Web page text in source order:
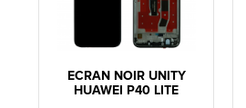
ECRAN NOIR UNITY
HUAWEI P40 LITE